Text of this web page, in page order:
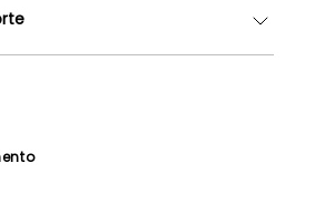
Funciona
Formandas
de Privacidade